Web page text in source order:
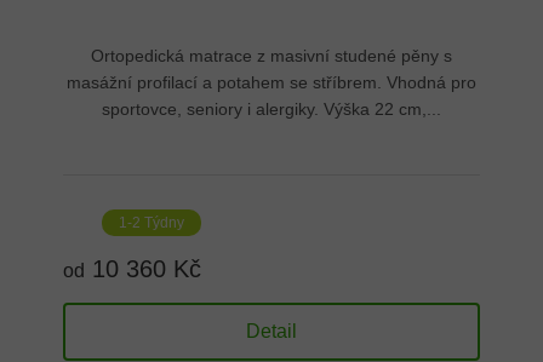
Ortopedická matrace z masivní studené pěny s
masážní profilací a potahem se stříbrem. Vhodná pro
sportovce, seniory i alergiky. Výška 22 cm,...
1-2 Týdny
od 10 360 Kč
Detail